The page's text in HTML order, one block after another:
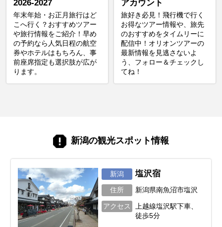
2026-2027
年末年始・お正月旅行はど
こへ行く？おすすめツアー
や旅行情報をご紹介！早め
の予約なら人気日程の航空
券やホテルはもちろん、事
前座席指定も選択肢が広が
ります。
アカウント
旅好き必見！飛行機で行く
お得なツアー情報や、旅先
のおすすめをタイムリーに
配信中！オリオンツアーの
最新情報を見逃さないよ
う、フォロー＆チェックし
てね！
新潟の観光スポット情報
新潟 塩沢宿
住所 新潟県南魚沼市塩沢
アクセス
上越線塩沢駅下車、
徒歩5分